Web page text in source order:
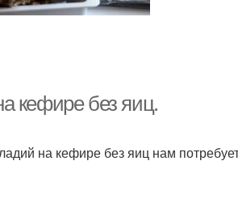
кефире без яиц.
на кефире без яиц нам